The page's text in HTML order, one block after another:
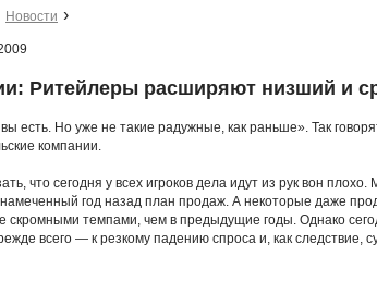
Новости
Ритейлеры расширяют низший и
есть. Но уже не такие радужные, как раньше». Так
компании.
что сегодня у всех игроков дела идут из рук вон плохо.
год назад план продаж. А некоторые даже
скромными темпами, чем в предыдущие годы. Однако
всего — к резкому падению спроса и, как следствие,